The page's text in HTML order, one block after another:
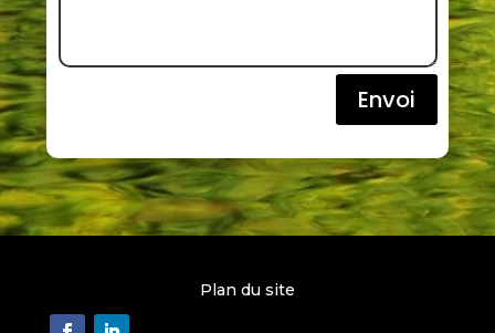
Envoi
Plan du site